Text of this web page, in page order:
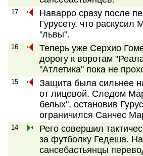
17
Наварро сразу после
Гурусету, что
"львы".
16
Теперь уже Серхио
дорогу к воротам
"Атлетика" пока не
15
Защита была сильнее
от лицевой. Следом
белых", остановив
ограничился Санчес
14
Рего совершил
за футболку Гедеша.
сансебастьянцы